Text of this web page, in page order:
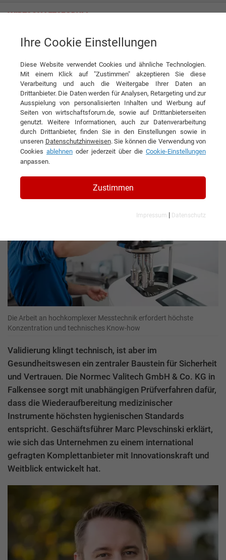
Normec Valitech GmbH & Co. KG Validiert. Sicher.
Interview Normec Valitech GmbH & Co. KG
DIESEN ARTIKEL EMPFEHLEN
Validiert. Sicher.
Interview mit Marc Plevschinksi,
Geschäftsführer der Normec Valitech
GmbH & Co. KG
Die Arbeit an hochkomplexer Messtechnik erfordert höchste
Konzentration und technisches Know-how
Validierung klingt technisch, ist aber im
Gesundheitswesen ein zentraler Baustein für Sicherheit
und Vertrauen. Die Normec Valitech GmbH & Co. KG in
Falkensee sorgt mit unabhängigen Prüfverfahren dafür,
dass die Wiederaufbereitung medizinischer
Instrumente höchsten hygienischen Standards
entspricht. Geschäftsführer Marc Plevschinski erklärt,
wie sich das Unternehmen zu einem international
gefragten Komplettanbieter mit Innovationskraft und
Weitblick entwickelt hat.
Ihre Cookie Einstellungen
Diese Website verwendet Cookies und ähnliche Technologien.
Mit einem Klick auf "Zustimmen" akzeptieren Sie diese
Verarbeitung und auch die Weitergabe Ihrer Daten an
Drittanbieter. Die Daten werden für Analysen, Retargeting und zur
Ausspielung von personalisierten Inhalten und Werbung auf
Seiten von wirtschaftsforum.de, sowie auf Drittanbieterseiten
genutzt. Weitere Informationen, auch zur Datenverarbeitung
durch Drittanbieter, finden Sie in den Einstellungen sowie in
unseren Datenschutzhinweisen. Sie können die Verwendung von
Cookies ablehnen oder jederzeit über die Cookie-Einstellungen
anpassen.
Zustimmen
Impressum | Datenschutz